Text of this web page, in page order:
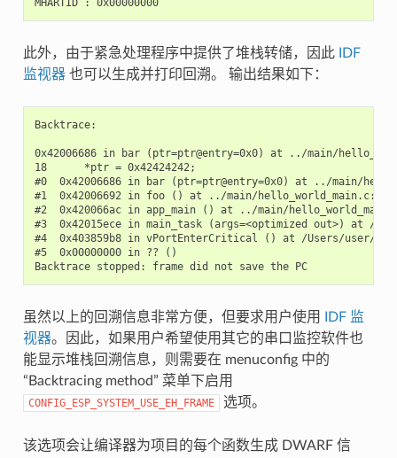
MHARTID : 0x00000000
此外，由于紧急处理程序中提供了堆栈转储，因此
IDF
监视器也可以生成并打印回溯。 输出结果如下：
Backtrace:
0x42006686 in bar (ptr=ptr@entry=0x0) at ../main/
18      *ptr = 0x42424242;
#0  0x42006686 in bar (ptr=ptr@entry=0x0) at ../main/
#1  0x42006692 in foo () at ../main/hello_world_main.c:22
#2  0x420066ac in app_main () at ../main/
#3  0x42015ece in main_task (args=<optimized out>) at /
#4  0x403859b8 in vPortEnterCritical () at /Users/user/
#5  0x00000000 in ?? ()
Backtrace stopped: frame did not save the PC
虽然以上的回溯信息非常方便，但要求用户使用
IDF 监
视器。因此，如果用户希望使用其它的串口监控软件也
能显示堆栈回溯信息，则需要在 menuconfig 中的
“Backtracing method” 菜单下启用
CONFIG_ESP_SYSTEM_USE_EH_FRAME 选项。
该选项会让编译器为项目的每个函数生成 DWARF 信